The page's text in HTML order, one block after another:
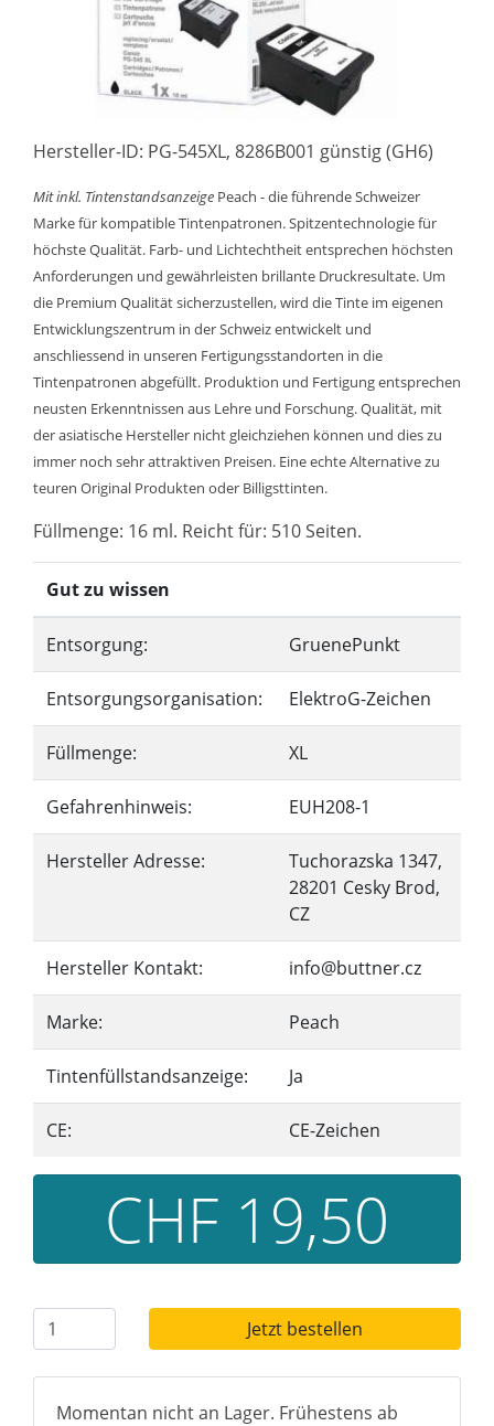
Hersteller-ID: PG-545XL, 8286B001 günstig (GH6)
Mit inkl. Tintenstandsanzeige Peach - die führende Schweizer
Marke für kompatible Tintenpatronen. Spitzentechnologie für
höchste Qualität. Farb- und Lichtechtheit entsprechen höchsten
Anforderungen und gewährleisten brillante Druckresultate. Um
die Premium Qualität sicherzustellen, wird die Tinte im eigenen
Entwicklungszentrum in der Schweiz entwickelt und
anschliessend in unseren Fertigungsstandorten in die
Tintenpatronen abgefüllt. Produktion und Fertigung entsprechen
neusten Erkenntnissen aus Lehre und Forschung. Qualität, mit
der asiatische Hersteller nicht gleichziehen können und dies zu
immer noch sehr attraktiven Preisen. Eine echte Alternative zu
teuren Original Produkten oder Billigsttinten.
Füllmenge: 16 ml. Reicht für: 510 Seiten.
Gut zu wissen
Entsorgung: GruenePunkt
Entsorgungsorganisation: ElektroG-Zeichen
Füllmenge: XL
Gefahrenhinweis: EUH208-1
Hersteller Adresse:
Tuchorazska 1347,
28201 Cesky Brod,
CZ
Hersteller Kontakt: info@buttner.cz
Marke: Peach
Tintenfüllstandsanzeige: Ja
CE: CE-Zeichen
CHF 19,50
Jetzt bestellen
Momentan nicht an Lager. Frühestens ab